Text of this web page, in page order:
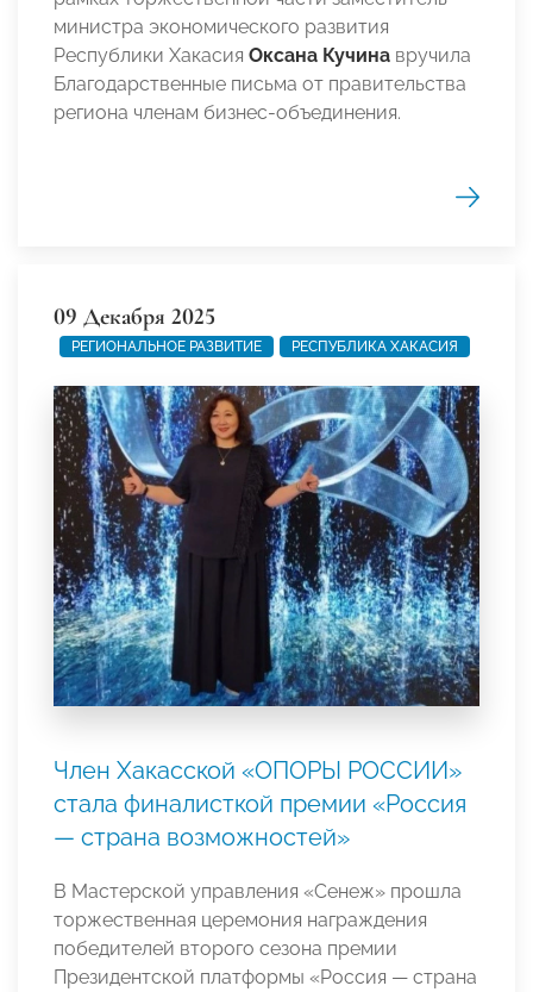
министра экономического развития
Республики Хакасия Оксана Кучина вручила
Благодарственные письма от правительства
региона членам бизнес-объединения.
09 Декабря 2025
РЕГИОНАЛЬНОЕ РАЗВИТИЕ РЕСПУБЛИКА ХАКАСИЯ
Член Хакасской «ОПОРЫ РОССИИ»
стала финалисткой премии «Россия
— страна возможностей»
В Мастерской управления «Сенеж» прошла
торжественная церемония награждения
победителей второго сезона премии
Президентской платформы «Россия — страна